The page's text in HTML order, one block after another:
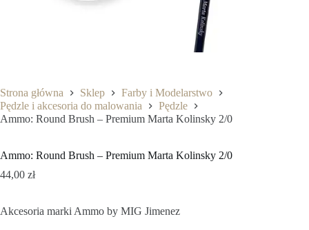
Strona główna Sklep
Farby i Modelarstwo
Pędzle i akcesoria do malowania
Pędzle
Ammo: Round Brush – Premium Marta Kolinsky 2/0
Ammo: Round Brush – Premium Marta Kolinsky 2/0
44,00 zł
Akcesoria marki Ammo by MIG Jimenez